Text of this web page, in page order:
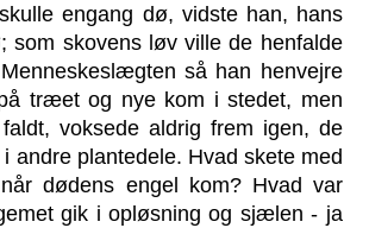
engang dø, vidste han, hans
som skovens løv ville de henfalde
så han henvejre
træet og nye kom i stedet, men
voksede aldrig frem igen, de
andre plantedele. Hvad skete med
dødens engel kom? Hvad var
gik i opløsning og sjælen - ja